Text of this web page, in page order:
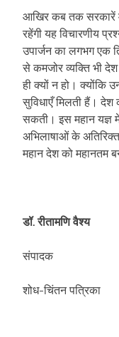
आखिर कब तक सरकारें
रहेंगी यह विचारणीय
उपार्जन का लगभग एक
से कमजोर व्यक्ति भी
ही क्यों न हो। क्योंकि
सुविधाएँ मिलती हैं। देश
सकती। इस महान
अभिलाषाओं के
महान देश को महानतम
डॉ. रीतामणि वैश्य
संपादक
शोध-चिंतन पत्रिका